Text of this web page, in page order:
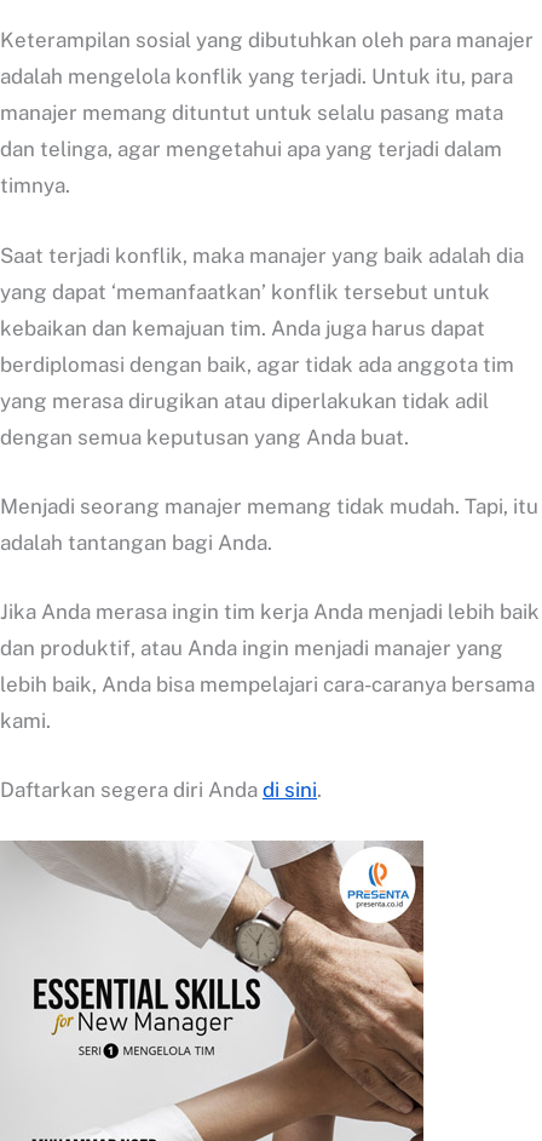
Keterampilan sosial yang dibutuhkan oleh para manajer
adalah mengelola konflik yang terjadi. Untuk itu, para
manajer memang dituntut untuk selalu pasang mata
dan telinga, agar mengetahui apa yang terjadi dalam
timnya.
Saat terjadi konflik, maka manajer yang baik adalah dia
yang dapat ‘memanfaatkan’ konflik tersebut untuk
kebaikan dan kemajuan tim. Anda juga harus dapat
berdiplomasi dengan baik, agar tidak ada anggota tim
yang merasa dirugikan atau diperlakukan tidak adil
dengan semua keputusan yang Anda buat.
Menjadi seorang manajer memang tidak mudah. Tapi, itu
adalah tantangan bagi Anda.
Jika Anda merasa ingin tim kerja Anda menjadi lebih baik
dan produktif, atau Anda ingin menjadi manajer yang
lebih baik, Anda bisa mempelajari cara-caranya bersama
kami.
Daftarkan segera diri Anda di sini.